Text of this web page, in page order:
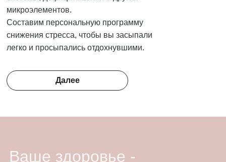
Ваше здоровье -
микроэлементов.
Cоставим персональную программу
снижения стресса, чтобы вы засыпали
легко и просыпались отдохнувшими.
Далее